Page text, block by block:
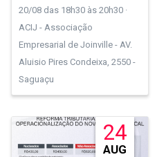
20/08 das 18h30 às 20h30 ·
ACIJ - Associação
Empresarial de Joinville - AV.
Aluisio Pires Condeixa, 2550 -
Saguaçu
24
AUG